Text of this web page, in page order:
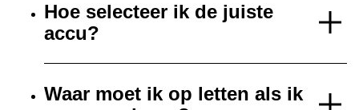
Hoe selecteer ik de juiste
accu?
Waar moet ik op letten als ik